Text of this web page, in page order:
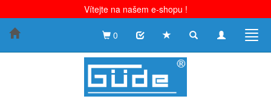
Vítejte na našem e-shopu !
Toggle
Toggle
0